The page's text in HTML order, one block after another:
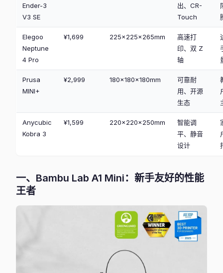
Ender-3
V3 SE
出、CR-
Touch
Elegoo
Neptune
4 Pro
¥1,699 225×225×265mm
高速打
印、双 Z
轴
Prusa
MINI+
¥2,999 180×180×180mm
可靠耐
用、开源
生态
Anycubic
Kobra 3
¥1,599 220×220×250mm
智能调
平、静音
设计
一、Bambu Lab A1 Mini：新手友好的性能
王者